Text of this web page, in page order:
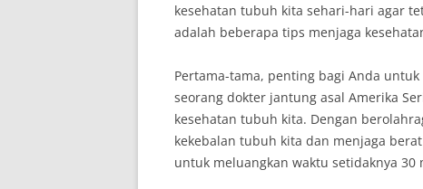
kesehatan tubuh kita sehari-hari agar
adalah beberapa tips menjaga
Pertama-tama, penting bagi Anda
seorang dokter jantung asal Amerika
kesehatan tubuh kita. Dengan
kekebalan tubuh kita dan menjaga
untuk meluangkan waktu setidaknya